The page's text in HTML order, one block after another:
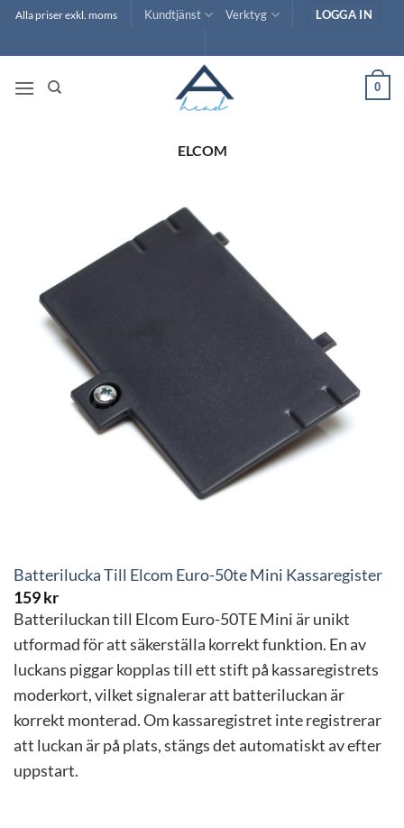
Skip
content
Alla priser exkl. moms Kundtjänst Verktyg LOGGA IN
0
ELCOM
Batterilucka Till Elcom Euro-50te Mini Kassaregister
159kr
Batteriluckan till Elcom Euro-50TE Mini är unikt
utformad för att säkerställa korrekt funktion. En av
luckans piggar kopplas till ett stift på kassaregistrets
moderkort, vilket signalerar att batteriluckan är
korrekt monterad. Om kassaregistret inte registrerar
att luckan är på plats, stängs det automatiskt av efter
uppstart.